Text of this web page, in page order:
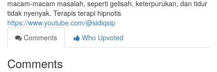
macam-macam masalah, seperti gelisah, keterpurukan, dan tidur
tidak nyenyak. Terapis terapi hipnotis
https://www.youtube.com/@sidiqsip
Comments
Who Upvoted
Comments